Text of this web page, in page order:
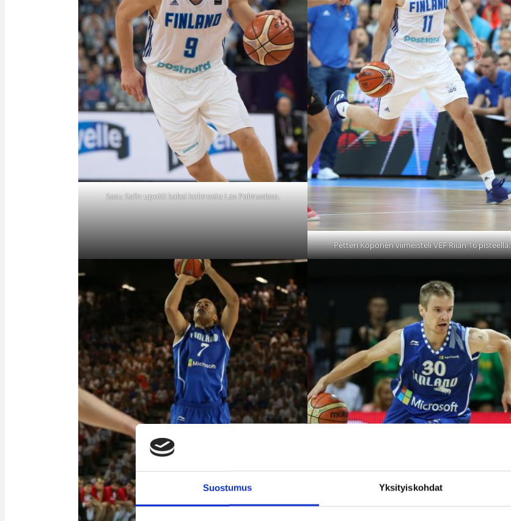
Suostumus Yksityiskohdat
Sasu Salin upotti kaksi kolmosta Las Palmasissa.
Petteri Koponen viimeisteli VEF Riian 16 pisteellä.